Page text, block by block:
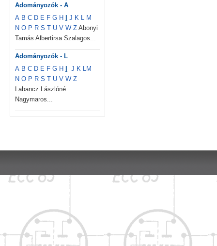
Adományozók - A
A B C D E F G H J K L M
N O P R S T U V W Z Abonyi
Tamás Albertirsa Szalagos...
Adományozók - L
A B C D E F G H J K LM
N O P R S T U V W Z
Labancz Lászlóné
Nagymaros...